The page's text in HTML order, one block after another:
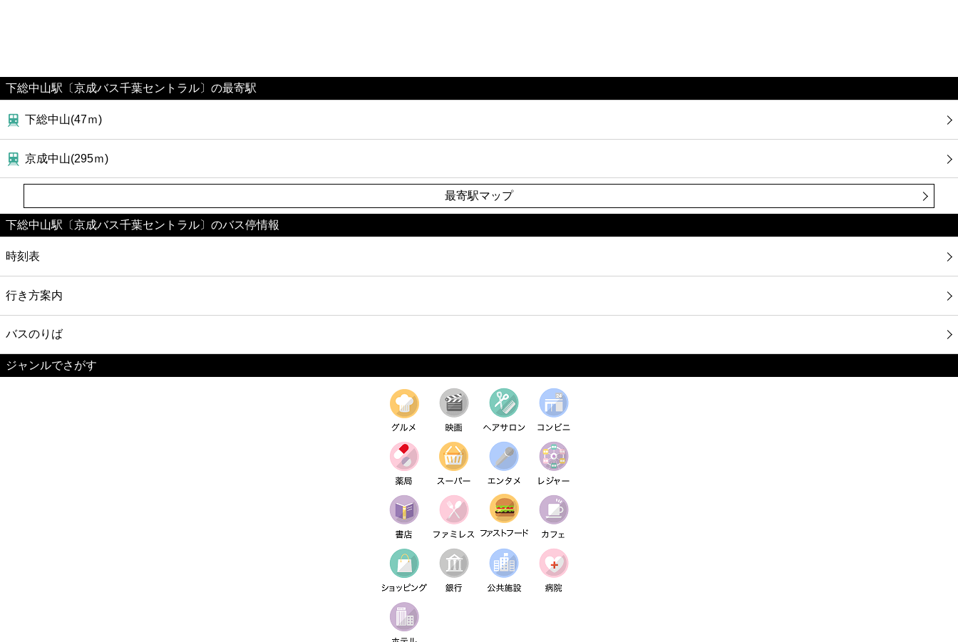
下総中山駅〔京成バス千葉セントラル〕の最寄駅
下総中山(47ｍ)
京成中山(295ｍ)
最寄駅マップ
下総中山駅〔京成バス千葉セントラル〕のバス停情報
時刻表
行き方案内
バスのりば
ジャンルでさがす